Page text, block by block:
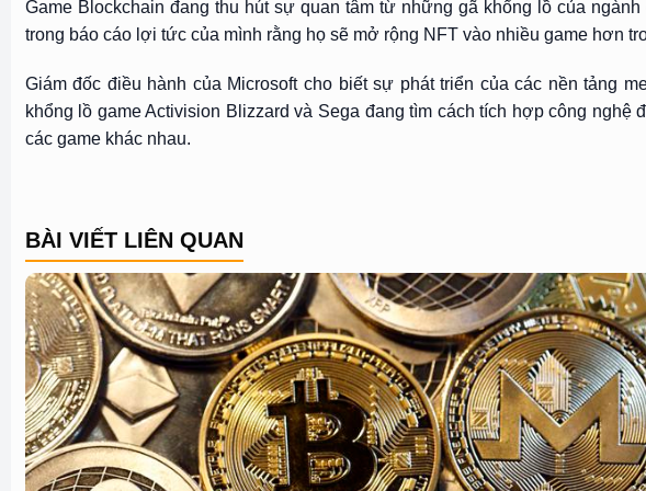
Game Blockchain đang thu hút sự quan tâm từ những gã khổng lồ của
trong báo cáo lợi tức của mình rằng họ sẽ mở rộng NFT vào nhiều game hơn
Giám đốc điều hành của Microsoft cho biết sự phát triển của các nền tảng
khổng lồ game Activision Blizzard và Sega đang tìm cách tích hợp công
các game khác nhau.
BÀI VIẾT LIÊN QUAN